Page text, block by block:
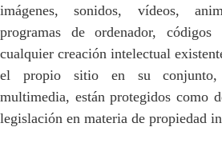
imágenes, sonidos, vídeos,
programas de ordenador,
cualquier creación intelectual
el propio sitio en su conjunto,
multimedia, están protegidos como
legislación en materia de propiedad